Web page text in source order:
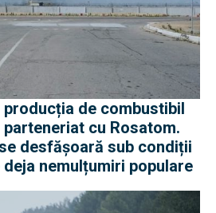
producția de combustibil
cu Rosatom.
desfășoară sub condiții
nemulțumiri populare